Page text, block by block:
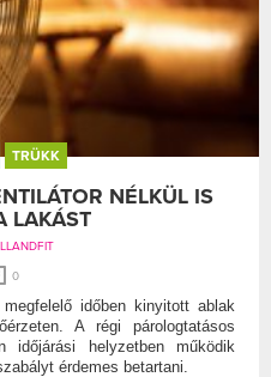
TRÜKK
NÉLKÜL IS
LAKÁST
0
időben kinyitott ablak
A régi párologtatásos
időjárási helyzetben működik
érdemes betartani.